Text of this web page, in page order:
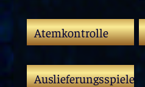
Atemkontrolle
Auslieferungsspiele